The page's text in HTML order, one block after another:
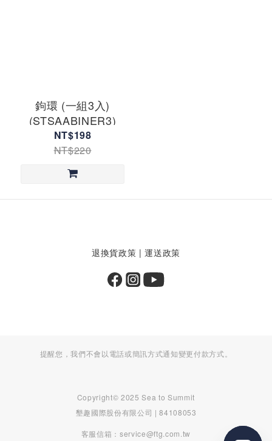
鉤環 (一組3入)
(STSAABINER3)
NT$198
NT$220
退換貨政策 |運送政策
提醒您，我們不會以電話或簡訊方式通知變更付款方式。
Copyright© 2025 Sea to Summit
墾趣國際股份有限公司 | 84108053
客服信箱：service@ftg.com.tw